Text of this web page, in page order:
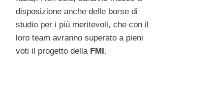
disposizione anche delle borse di
studio per i più meritevoli, che con il
loro team avranno superato a pieni
voti il progetto della FMI.